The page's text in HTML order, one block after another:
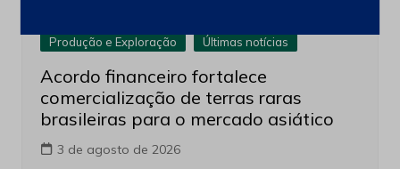
Produção e Exploração Últimas notícias
Acordo financeiro fortalece
comercialização de terras raras
brasileiras para o mercado asiático
3 de agosto de 2026